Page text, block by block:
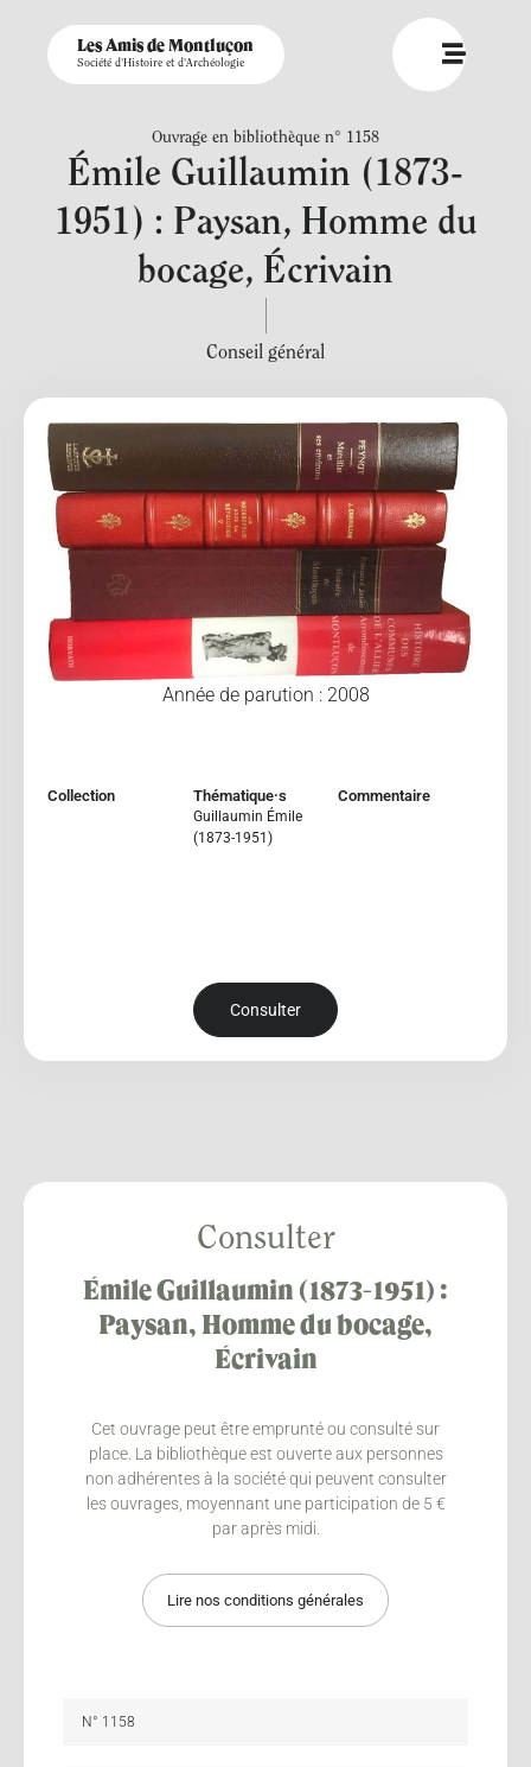
Les Amis de Montluçon
Société d'Histoire et d'Archéologie
Ouvrage en bibliothèque n° 1158
Émile Guillaumin (1873-
1951) : Paysan, Homme du
bocage, Écrivain
Conseil général
Année de parution : 2008
Collection Thématique·s
Guillaumin Émile
(1873-1951)
Commentaire
Consulter
Consulter
Émile Guillaumin (1873-1951) :
Paysan, Homme du bocage,
Écrivain
Cet ouvrage peut être emprunté ou consulté sur
place. La bibliothèque est ouverte aux personnes
non adhérentes à la société qui peuvent consulter
les ouvrages, moyennant une participation de 5 €
par après midi.
Lire nos conditions générales